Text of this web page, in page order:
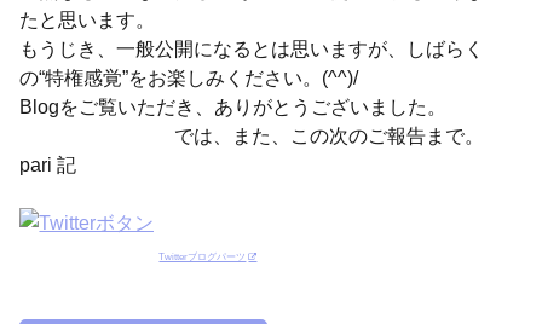
たと思います。
もうじき、一般公開になるとは思いますが、しばらく
の“特権感覚”をお楽しみください。(^^)/
Blogをご覧いただき、ありがとうございました。
では、また、この次のご報告まで。
pari 記
Twitterブログパーツ